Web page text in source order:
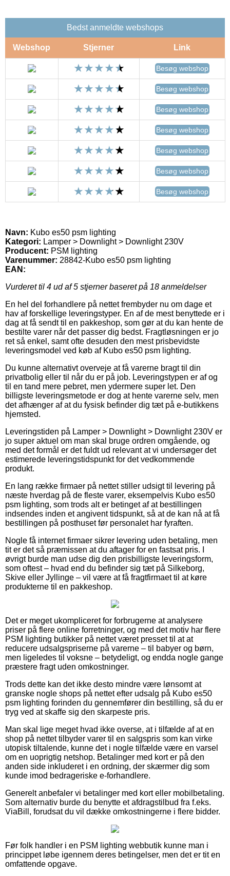
Bedst anmeldte webshops
Webshop Stjerner Link
Besøg webshop
Besøg webshop
Besøg webshop
Besøg webshop
Besøg webshop
Besøg webshop
Besøg webshop
Navn: Kubo es50 psm lighting
Kategori: Lamper > Downlight > Downlight 230V
Producent: PSM lighting
Varenummer: 28842-Kubo es50 psm lighting
EAN:
Vurderet til 4 ud af 5 stjerner baseret på 18 anmeldelser
En hel del forhandlere på nettet frembyder nu om dage et
hav af forskellige leveringstyper. En af de mest benyttede er i
dag at få sendt til en pakkeshop, som gør at du kan hente de
bestilte varer når det passer dig bedst. Fragtløsningen er jo
ret så enkel, samt ofte desuden den mest prisbevidste
leveringsmodel ved køb af Kubo es50 psm lighting.
Du kunne alternativt overveje at få varerne bragt til din
privatbolig eller til når du er på job. Leveringstypen er af og
til en tand mere pebret, men ydermere super let. Den
billigste leveringsmetode er dog at hente varerne selv, men
det afhænger af at du fysisk befinder dig tæt på e-butikkens
hjemsted.
Leveringstiden på Lamper > Downlight > Downlight 230V er
jo super aktuel om man skal bruge ordren omgående, og
med det formål er det fuldt ud relevant at vi undersøger det
estimerede leveringstidspunkt for det vedkommende
produkt.
En lang række firmaer på nettet stiller udsigt til levering på
næste hverdag på de fleste varer, eksempelvis Kubo es50
psm lighting, som trods alt er betinget af at bestillingen
indsendes inden et angivent tidspunkt, så at de kan nå at få
bestillingen på posthuset før personalet har fyraften.
Nogle få internet firmaer sikrer levering uden betaling, men
tit er det så præmissen at du aftager for en fastsat pris. I
øvrigt burde man udse dig den prisbilligste leveringsform,
som oftest – hvad end du befinder sig tæt på Silkeborg,
Skive eller Jyllinge – vil være at få fragtfirmaet til at køre
produkterne til en pakkeshop.
Det er meget ukompliceret for forbrugerne at analysere
priser på flere online forretninger, og med det motiv har flere
PSM lighting butikker på nettet været presset til at at
reducere udsalgspriserne på varerne – til babyer og børn,
men ligeledes til voksne – betydeligt, og endda nogle gange
præstere fragt uden omkostninger.
Trods dette kan det ikke desto mindre være lønsomt at
granske nogle shops på nettet efter udsalg på Kubo es50
psm lighting forinden du gennemfører din bestilling, så du er
tryg ved at skaffe sig den skarpeste pris.
Man skal lige meget hvad ikke overse, at i tilfælde af at en
shop på nettet tilbyder varer til en salgspris som kan virke
utopisk tiltalende, kunne det i nogle tilfælde være en varsel
om en uoprigtig netshop. Betalinger med kort er på den
anden side inkluderet i en ordning, der skærmer dig som
kunde imod bedrageriske e-forhandlere.
Generelt anbefaler vi betalinger med kort eller mobilbetaling.
Som alternativ burde du benytte et afdragstilbud fra f.eks.
ViaBill, forudsat du vil dække omkostningerne i flere bidder.
Før folk handler i en PSM lighting webbutik kunne man i
princippet løbe igennem deres betingelser, men det er tit en
omfattende opgave.